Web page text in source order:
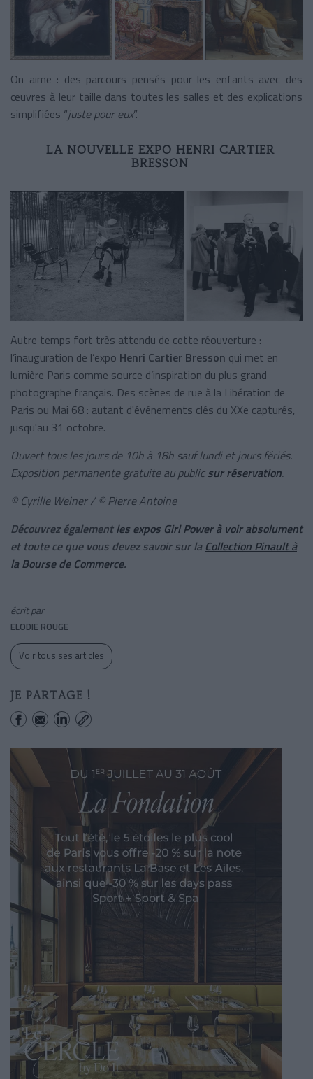
On aime : des parcours pensés pour les enfants avec des
œuvres à leur taille dans toutes les salles et des explications
simplifiées “juste pour eux”.
LA NOUVELLE EXPO HENRI CARTIER
BRESSON
Autre temps fort très attendu de cette réouverture :
l’inauguration de l’expo Henri Cartier Bresson qui met en
lumière Paris comme source d’inspiration du plus grand
photographe français. Des scènes de rue à la Libération de
Paris ou Mai 68 : autant d'événements clés du XXe capturés,
jusqu'au 31 octobre.
Ouvert tous les jours de 10h à 18h sauf lundi et jours fériés.
Exposition permanente gratuite au publicsur réservation.
© Cyrille Weiner / © Pierre Antoine
Découvrez égalementles expos Girl Power à voir absolument
et toute ce que vous devez savoir sur la Collection Pinault à
la Bourse de Commerce.
écrit par
ELODIE ROUGE
Voir tous ses articles
JE PARTAGE !